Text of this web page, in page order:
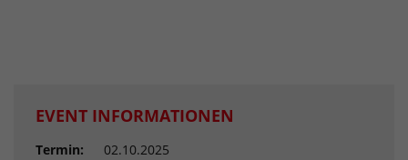
EVENT INFORMATIONEN
Termin:
02.10.2025